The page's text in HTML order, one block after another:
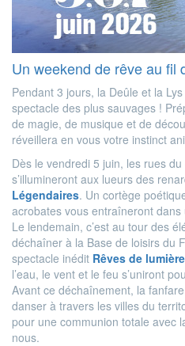
Un weekend de rêve au fil
Pendant 3 jours, la Deûle et la
spectacle des plus sauvages !
de magie, de musique et de
réveillera en vous votre instinct
Dès le vendredi 5 juin, les rues
s’illumineront aux lueurs des
Légendaires. Un cortège
acrobates vous entraîneront
Le lendemain, c’est au tour des
déchaîner à la Base de loisirs du
spectacle inédit Rêves de
l’eau, le vent et le feu s’uniront
Avant ce déchaînement, la fanfare
danser à travers les villes du
pour une communion totale avec
nous.